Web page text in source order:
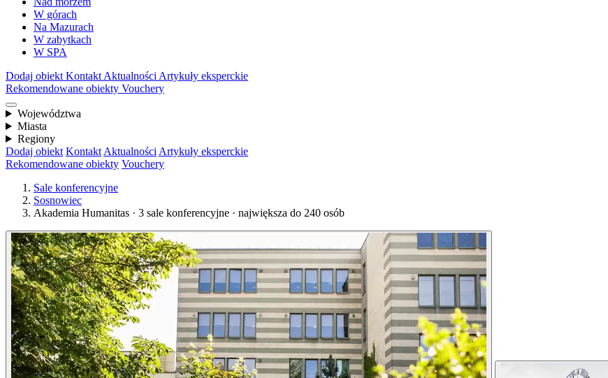
W górach
Na Mazurach
W zabytkach
W SPA
Dodaj obiekt Kontakt Aktualności Artykuły eksperckie
Rekomendowane obiekty Vouchery
Województwa
Miasta
Regiony
Dodaj obiekt Kontakt Aktualności Artykuły eksperckie
Rekomendowane obiekty Vouchery
Sale konferencyjne
Sosnowiec
Akademia Humanitas · 3 sale konferencyjne · największa do 240 osób